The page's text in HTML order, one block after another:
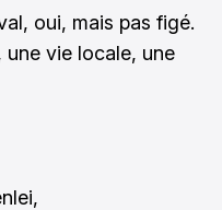
oui, mais pas figé.
une vie locale, une